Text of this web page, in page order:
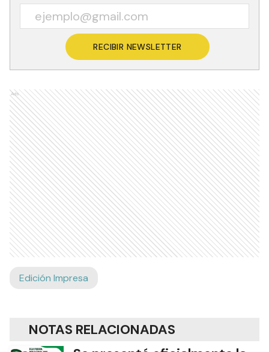
RECIBIR NEWSLETTER
Ads
Edición Impresa
NOTAS RELACIONADAS